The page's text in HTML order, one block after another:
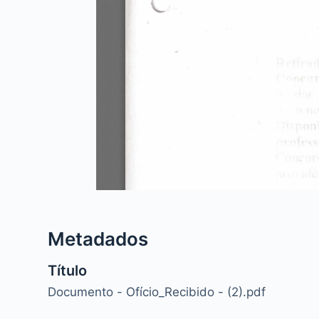
Metadados
Título
Documento - Ofício_Recibido - (2).pdf